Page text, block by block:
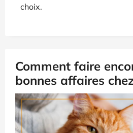
choix.
Comment faire
bonnes affaires